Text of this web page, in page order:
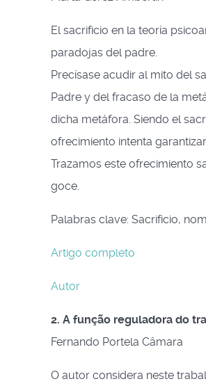
El sacrificio en la teoría
paradojas del padre.
Precísase acudir al mito del
Padre y del fracaso de la
dicha metáfora. Siendo el
ofrecimiento intenta
Trazamos este ofrecimiento
goce.
Palabras clave: Sacrificio,
Artigo completo
Autor
2. A função reguladora do
Fernando Portela Câmara
O autor considera neste